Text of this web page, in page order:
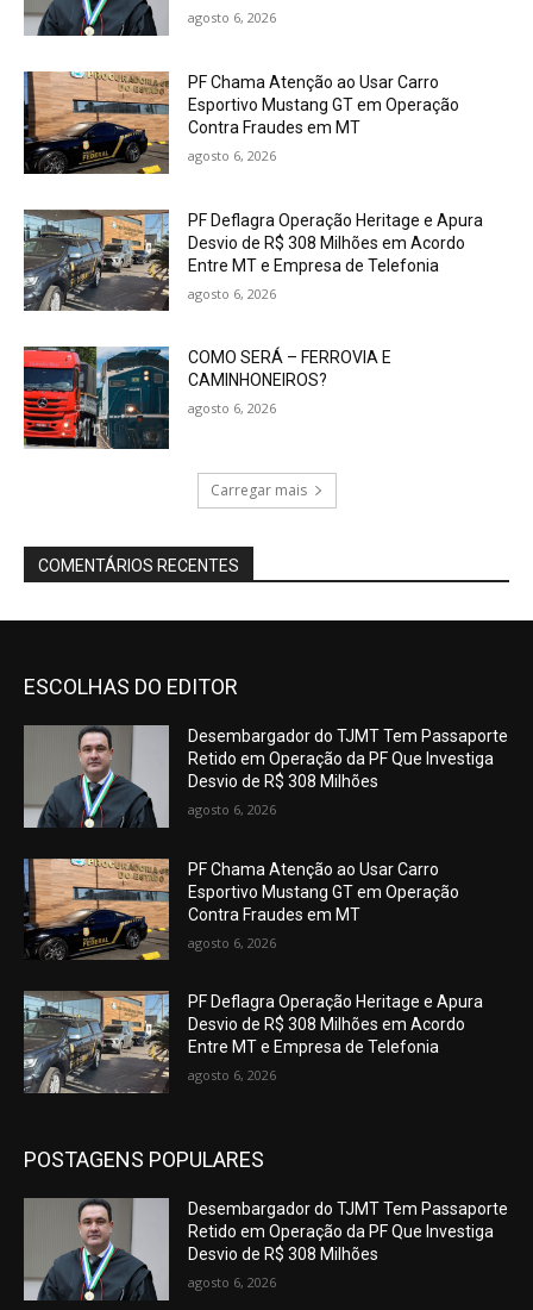
agosto 6, 2026
PF Chama Atenção ao Usar Carro
Esportivo Mustang GT em Operação
Contra Fraudes em MT
agosto 6, 2026
PF Deflagra Operação Heritage e Apura
Desvio de R$ 308 Milhões em Acordo
Entre MT e Empresa de Telefonia
agosto 6, 2026
COMO SERÁ – FERROVIA E
CAMINHONEIROS?
agosto 6, 2026
Carregar mais
COMENTÁRIOS RECENTES
ESCOLHAS DO EDITOR
Desembargador do TJMT Tem Passaporte
Retido em Operação da PF Que Investiga
Desvio de R$ 308 Milhões
agosto 6, 2026
PF Chama Atenção ao Usar Carro
Esportivo Mustang GT em Operação
Contra Fraudes em MT
agosto 6, 2026
PF Deflagra Operação Heritage e Apura
Desvio de R$ 308 Milhões em Acordo
Entre MT e Empresa de Telefonia
agosto 6, 2026
POSTAGENS POPULARES
Desembargador do TJMT Tem Passaporte
Retido em Operação da PF Que Investiga
Desvio de R$ 308 Milhões
agosto 6, 2026